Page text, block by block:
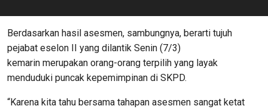
Berdasarkan hasil asesmen, sambungnya, berarti tujuh
pejabat eselon II yang dilantik Senin (7/3)
kemarin merupakan orang-orang terpilih yang layak
menduduki puncak kepemimpinan di SKPD.
“Karena kita tahu bersama tahapan asesmen sangat ketat